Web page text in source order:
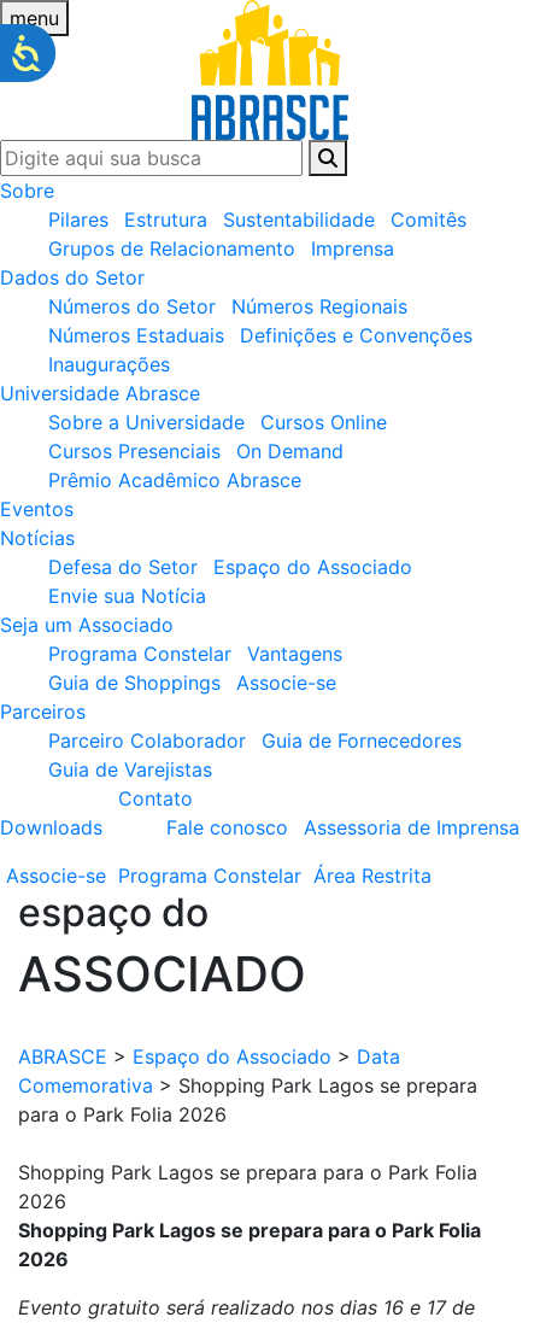
menu
Sobre
Pilares
Estrutura Sustentabilidade
Comitês
Grupos de Relacionamento
Imprensa
Dados do Setor
Números do Setor
Números Regionais
Números Estaduais
Definições e Convenções
Inaugurações
Universidade Abrasce
Sobre a Universidade
Cursos Online
Cursos Presenciais
On Demand
Prêmio Acadêmico Abrasce
Eventos
Notícias
Defesa do Setor
Espaço do Associado
Envie sua Notícia
Seja um Associado
Programa Constelar
Vantagens
Guia de Shoppings
Associe-se
Parceiros
Parceiro Colaborador
Guia de Fornecedores
Guia de Varejistas
Downloads
Contato
Fale conosco
Assessoria de Imprensa
Associe-se Programa Constelar Área Restrita
espaço do
ASSOCIADO
ABRASCE > Espaço do Associado > Data
Comemorativa > Shopping Park Lagos se prepara
para o Park Folia 2026
Shopping Park Lagos se prepara para o Park Folia
2026
Shopping Park Lagos se prepara para o Park Folia
2026
Evento gratuito será realizado nos dias 16 e 17 de